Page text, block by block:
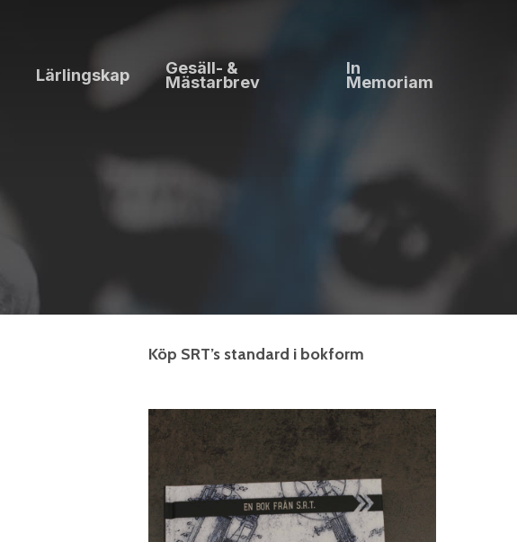
Lärlingskap Gesäll- &
Mästarbrev
In
Memoriam
Köp SRT’s standard i bokform